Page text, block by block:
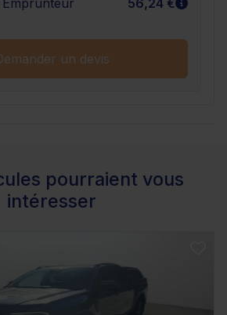
56,24 €
un devis
pourraient vous
intéresser